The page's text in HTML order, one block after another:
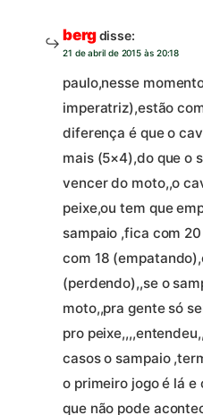
bergdisse:
21 de abril de 2015 às 20:18
paulo,nesse
imperatriz),estão
diferença é que o
mais (5×4),do que o
vencer do moto,,o
peixe,ou tem que
sampaio ,fica com
com 18
(perdendo),,se o
moto,,pra gente só
pro
casos o sampaio
o primeiro jogo é lá e
que não pode